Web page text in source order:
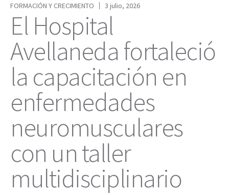
FORMACIÓN Y CRECIMIENTO
3 julio, 2026
El Hospital
Avellaneda fortaleció
la capacitación en
enfermedades
neuromusculares
con un taller
multidisciplinario